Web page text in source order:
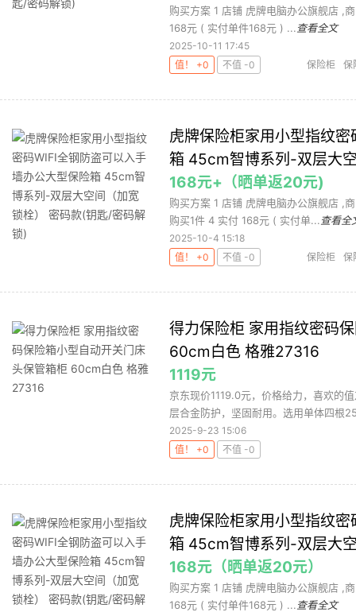
购买方案 1 店铺 虎牌电脑办公旗舰店 ,
168元 ( 实付单件168元 ) ... 查看全文
2025-10-11 17:45
值！ +0
不值 -0 保险柜 保
虎牌保险柜家用小型指纹
箱 45cm智博系列-双层大
168元+（晒单返20元)
购买方案 1 店铺 虎牌电脑办公旗舰店 ,
购买1件 4 实付 168元 ( 实付单... 查看全
2025-10-4 15:18
值！ +0
不值 -0 保险柜 保
得力保险柜 家用指纹密码
60cm白色 格雅27316
1119元
京东现价1119.0元，价格给力，喜欢的
层合金防护，坚固耐用。选用单体四根
2025-9-23 15:06
值！ +0
不值 -0
虎牌保险柜家用小型指纹
箱 45cm智博系列-双层大
168元（晒单返20元）
购买方案 1 店铺 虎牌电脑办公旗舰店 ,
168元 ( 实付单件168元 ) ... 查看全文